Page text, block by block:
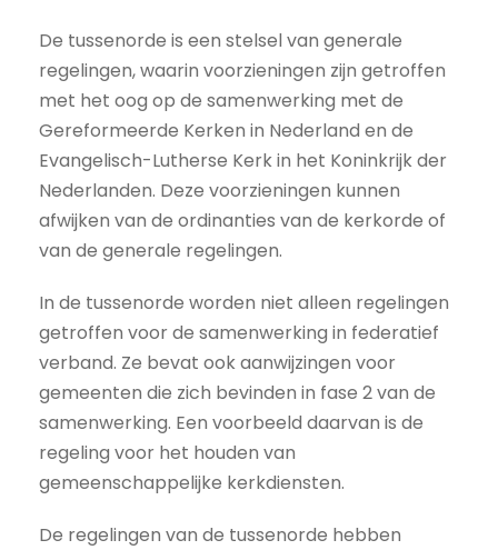
De tussenorde is een stelsel van generale
regelingen, waarin voorzieningen zijn getroffen
met het oog op de samenwerking met de
Gereformeerde Kerken in Nederland en de
Evangelisch-Lutherse Kerk in het Koninkrijk der
Nederlanden. Deze voorzieningen kunnen
afwijken van de ordinanties van de kerkorde of
van de generale regelingen.
In de tussenorde worden niet alleen regelingen
getroffen voor de samenwerking in federatief
verband. Ze bevat ook aanwijzingen voor
gemeenten die zich bevinden in fase 2 van de
samenwerking. Een voorbeeld daarvan is de
regeling voor het houden van
gemeenschappelijke kerkdiensten.
De regelingen van de tussenorde hebben